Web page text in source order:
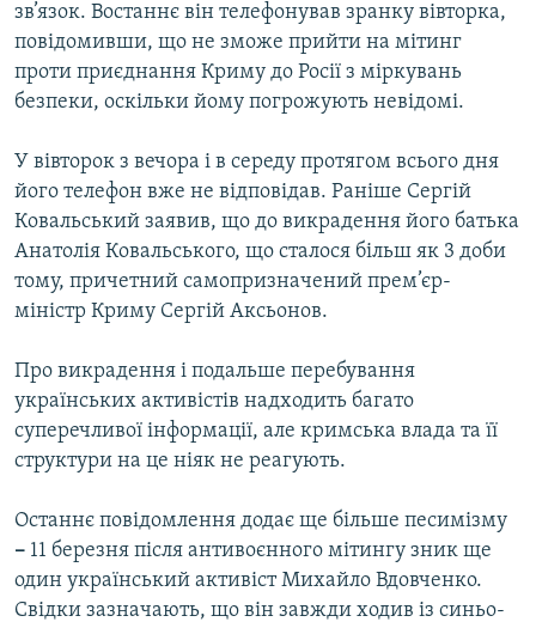
зв’язок. Востаннє він телефонував зранку вівторка,
повідомивши, що не зможе прийти на мітинг
проти приєднання Криму до Росії з міркувань
безпеки, оскільки йому погрожують невідомі.
У вівторок з вечора і в середу протягом всього дня
його телефон вже не відповідав. Раніше Сергій
Ковальський заявив, що до викрадення його батька
Анатолія Ковальського, що сталося більш як 3 доби
тому, причетний самопризначений прем’єр-
міністр Криму Сергій Аксьонов.
Про викрадення і подальше перебування
українських активістів надходить багато
суперечливої інформації, але кримська влада та її
структури на це ніяк не реагують.
Останнє повідомлення додає ще більше песимізму
– 11 березня після антивоєнного мітингу зник ще
один український активіст Михайло Вдовченко.
Свідки зазначають, що він завжди ходив із синьо-